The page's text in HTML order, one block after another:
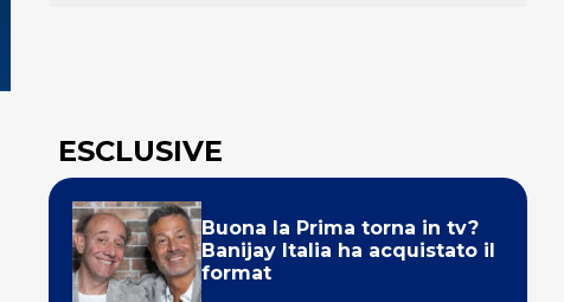
ESCLUSIVE
Buona la Prima torna in tv?
Banijay Italia ha acquistato il
format